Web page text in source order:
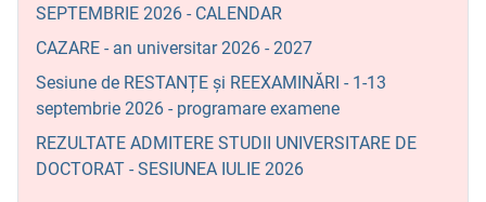
SEPTEMBRIE 2026 - CALENDAR
CAZARE - an universitar 2026 - 2027
Sesiune de RESTANȚE și REEXAMINĂRI - 1-13
septembrie 2026 - programare examene
REZULTATE ADMITERE STUDII UNIVERSITARE DE
DOCTORAT - SESIUNEA IULIE 2026